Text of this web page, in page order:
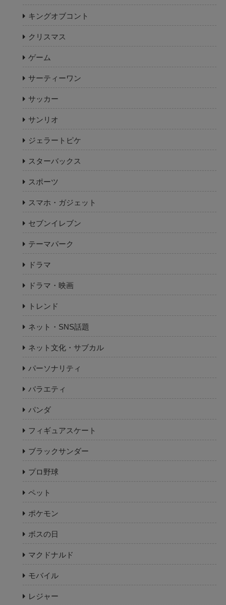
キングオブコント
クリスマス
ゲーム
サーティーワン
サッカー
サンリオ
ジェラートピケ
スターバックス
スポーツ
スマホ・ガジェット
セブンイレブン
テーマパーク
ドラマ
ドラマ・映画
トレンド
ネット・SNS話題
ネット文化・サブカル
パーソナリティ
バラエティ
パンダ
フィギュアスケート
ブラックサンダー
プロ野球
ペット
ポケモン
ボスの日
マクドナルド
モバイル
レジャー